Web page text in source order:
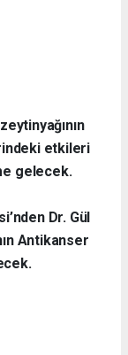
etkileri
gelecek.
Dr. Gül
Antikanser